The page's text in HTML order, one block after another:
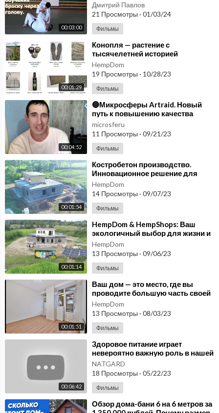
00:03:00
Дмитрий Павлов
21 Просмотры · 01/03/24
Фильмы
00:01:29
⁣Конопля — растение с
тысячелетней историей
использования в различных
сферах жизни
человека/hempshops
HempDom
19 Просмотры · 10/28/23
Фильмы
00:04:52
⁣🔵Микросферы Artraid. Новый
путь к повышению качества
жизни🔵
microsferu
11 Просмотры · 09/21/23
Фильмы
00:01:54
⁣Костробетон производство.
Инновационное решение для
экологически здорового образа
жизни.
HempDom
14 Просмотры · 09/07/23
Фильмы
00:01:14
⁣HempDom & HempShops: Ваш
экологичный выбор для жизни и
здоровья!
HempDom
13 Просмотры · 09/06/23
Фильмы
00:01:51
⁣Ваш дом — это место, где вы
проводите большую часть своей
жизни!
HempDom
13 Просмотры · 08/03/23
Фильмы
00:06:42
⁣Здоровое питание играет
невероятно важную роль в нашей
жизни. Продукция для здоровья
Микросферы.
NATGARD
18 Просмотры · 05/22/23
Фильмы
⁣Обзор дома-бани 6 на 6 метров за